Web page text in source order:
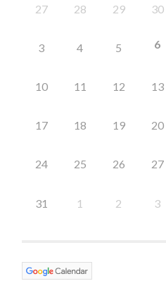
27 28 29 30
3 4 5 6
10 11 12 13
17 18 19 20
24 25 26 27
31 1 2 3